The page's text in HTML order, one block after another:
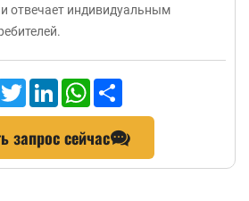
отвечает индивидуальным
TwitterLinkedInWhatsApp
запрос сейчас